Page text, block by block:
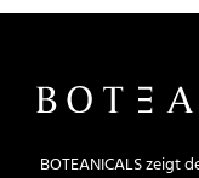
BOTEANICALS zeigt